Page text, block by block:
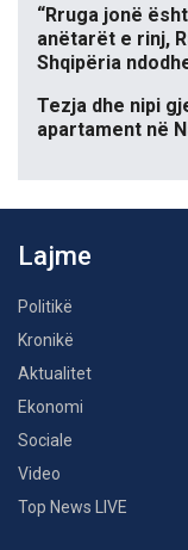
“Rruga jonë
anëtarët e rinj,
Shqipëria
Tezja dhe nipi
apartament në
Lajme
Politikë
Kronikë
Aktualitet
Ekonomi
Sociale
Video
Top News LIVE